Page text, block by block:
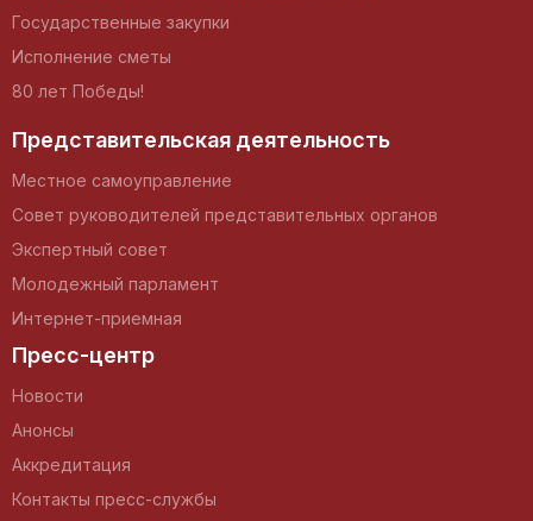
Государственные закупки
Исполнение сметы
80 лет Победы!
Представительская деятельность
Местное самоуправление
Совет руководителей представительных органов
Экспертный совет
Молодежный парламент
Интернет-приемная
Пресс-центр
Новости
Анонсы
Аккредитация
Контакты пресс-службы